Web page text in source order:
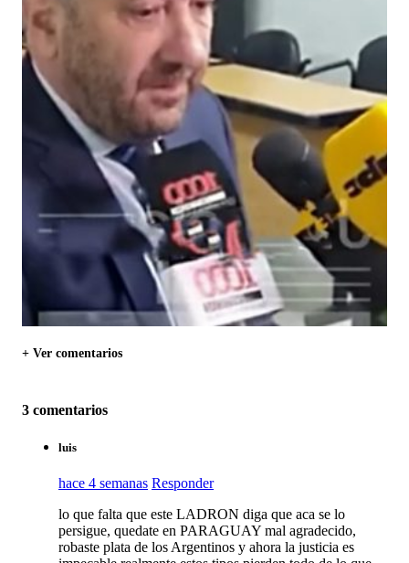
+ Ver comentarios
3 comentarios
luis
hace 4 semanas Responder
lo que falta que este LADRON diga que aca se lo
persigue, quedate en PARAGUAY mal agradecido,
robaste plata de los Argentinos y ahora la justicia es